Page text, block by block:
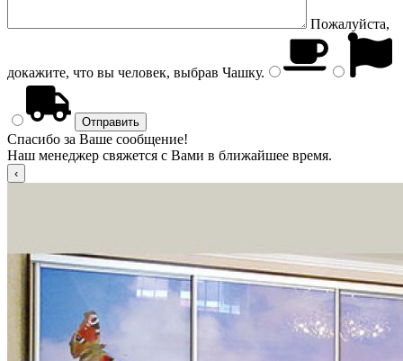
Пожалуйста,
докажите, что вы человек, выбрав Чашку.
Спасибо за Ваше сообщение!
Наш менеджер свяжется с Вами в ближайшее время.